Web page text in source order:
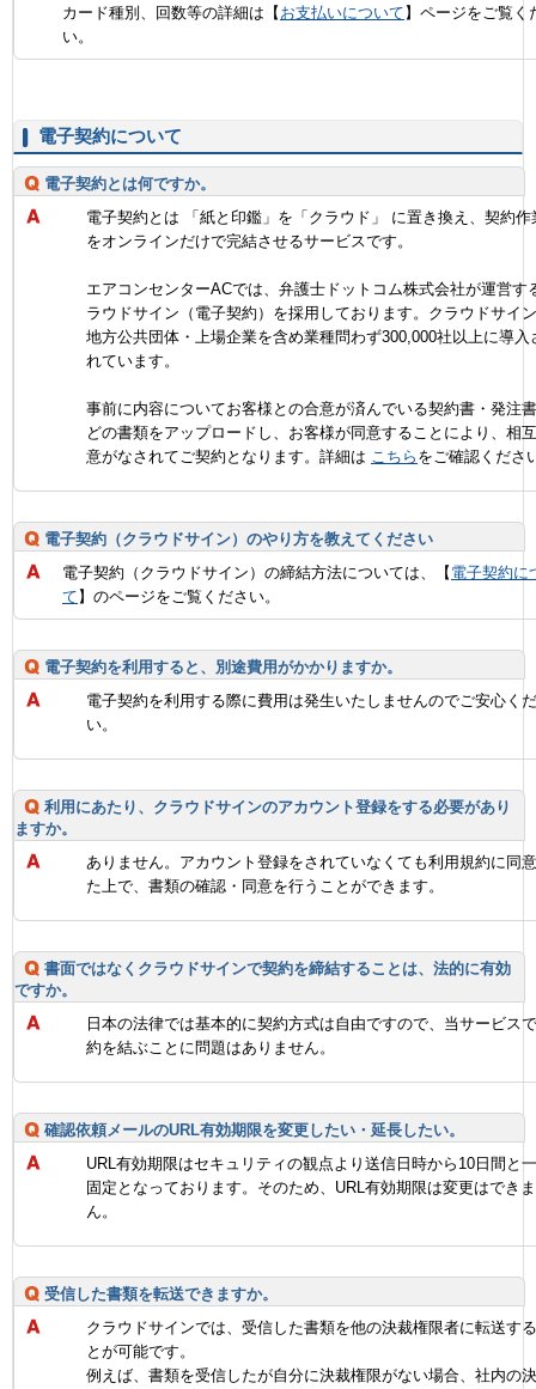
カード種別、回数等の詳細は【 お支払いについて 】ページをご覧く
い。
電子契約について
電子契約とは何ですか。
電子契約とは 「紙と印鑑」を「クラウド」 に置き換え、契約作
をオンラインだけで完結させるサービスです。
エアコンセンターACでは、弁護士ドットコム株式会社が運営す
ラウドサイン（電子契約）を採用しております。クラウドサイ
地方公共団体・上場企業を含め業種問わず300,000社以上に導入
れています。
事前に内容についてお客様との合意が済んでいる契約書・発注
どの書類をアップロードし、お客様が同意することにより、相
意がなされてご契約となります。詳細は こちら をご確認くださ
電子契約（クラウドサイン）のやり方を教えてください
電子契約（クラウドサイン）の締結方法については、【 電子契約に
て 】のページをご覧ください。
電子契約を利用すると、別途費用がかかりますか。
電子契約を利用する際に費用は発生いたしませんのでご安心く
い。
利用にあたり、クラウドサインのアカウント登録をする必要があり
ますか。
ありません。アカウント登録をされていなくても利用規約に同
た上で、書類の確認・同意を行うことができます。
書面ではなくクラウドサインで契約を締結することは、法的に有効
ですか。
日本の法律では基本的に契約方式は自由ですので、当サービス
約を結ぶことに問題はありません。
確認依頼メールのURL有効期限を変更したい・延長したい。
URL有効期限はセキュリティの観点より送信日時から10日間と
固定となっております。そのため、URL有効期限は変更はでき
ん。
受信した書類を転送できますか。
クラウドサインでは、受信した書類を他の決裁権限者に転送す
とが可能です。
例えば、書類を受信したが自分に決裁権限がない場合、社内の